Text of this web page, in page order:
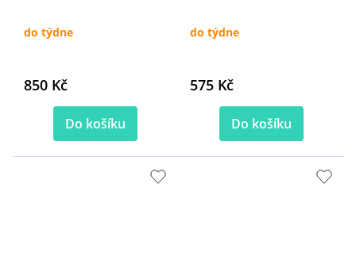
do týdne
850 Kč
Do košíku
do týdne
575 Kč
Do košíku